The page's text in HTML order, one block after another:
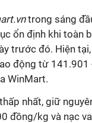
trong sáng
ổn định khi toàn
trước đó. Hiện
động từ
WinMart.
nhất, giữ
đồng/kg và nạc